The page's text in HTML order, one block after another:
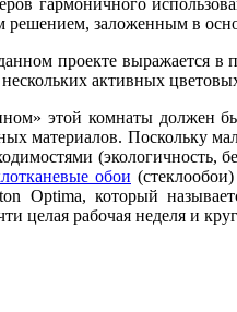
решением, заложенным в
проекте выражается в
активных
этой комнаты должен
материалов. Поскольку
(экологичность,
обои
Optima, который
целая рабочая неделя и